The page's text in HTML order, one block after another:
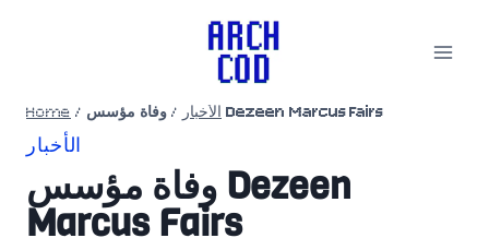
Home / الأخبار / وفاة مؤسس Dezeen Marcus Fairs
الأخبار
وفاة مؤسس Dezeen
Marcus Fairs